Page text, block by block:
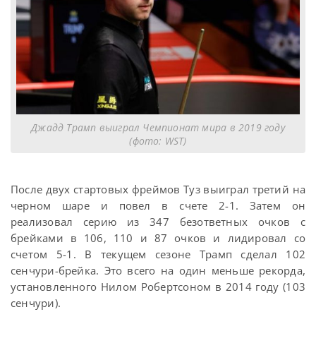
Джадд Трамп выиграл Чемпионат мира в 2019 году
(фото: WST)
После двух стартовых фреймов Туз выиграл третий на
черном шаре и повел в счете 2-1. Затем он
реализовал серию из 347 безответных очков с
брейками в 106, 110 и 87 очков и лидировал со
счетом 5-1. В текущем сезоне Трамп сделал 102
сенчури-брейка. Это всего на один меньше рекорда,
установленного Нилом Робертсоном в 2014 году (103
сенчури).